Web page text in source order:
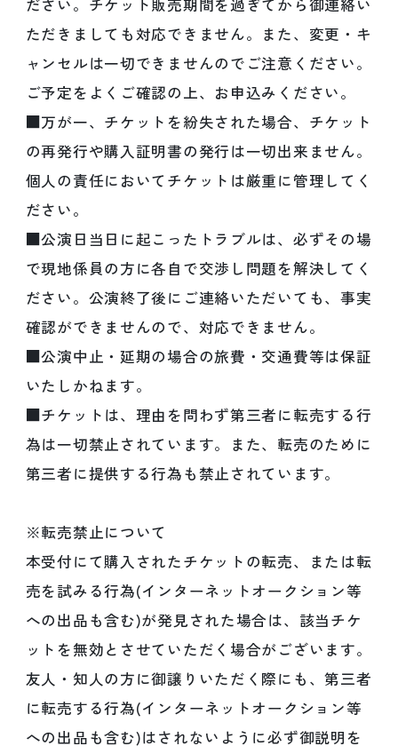
ださい。チケット販売期間を過ぎてから御連絡い
ただきましても対応できません。また、変更・キ
ャンセルは一切できませんのでご注意ください。
ご予定をよくご確認の上、お申込みください。
■万が一、チケットを紛失された場合、チケット
の再発行や購入証明書の発行は一切出来ません。
個人の責任においてチケットは厳重に管理してく
ださい。
■公演日当日に起こったトラブルは、必ずその場
で現地係員の方に各自で交渉し問題を解決してく
ださい。公演終了後にご連絡いただいても、事実
確認ができませんので、対応できません。
■公演中止・延期の場合の旅費・交通費等は保証
いたしかねます。
■チケットは、理由を問わず第三者に転売する行
為は一切禁止されています。また、転売のために
第三者に提供する行為も禁止されています。
※転売禁止について
本受付にて購入されたチケットの転売、または転
売を試みる行為(インターネットオークション等
への出品も含む)が発見された場合は、該当チケ
ットを無効とさせていただく場合がございます。
友人・知人の方に御譲りいただく際にも、第三者
に転売する行為(インターネットオークション等
への出品も含む)はされないように必ず御説明を